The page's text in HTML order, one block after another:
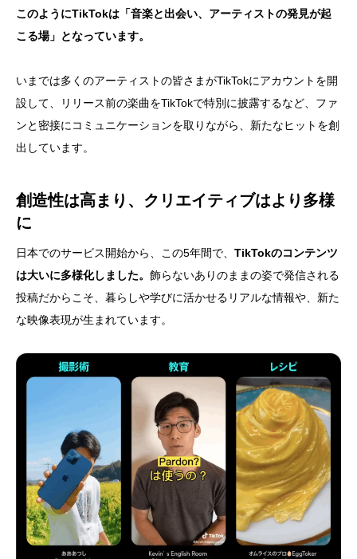
このようにTikTokは「音楽と出会い、アーティストの発見が起
こる場」となっています。
いまでは多くのアーティストの皆さまがTikTokにアカウントを開
設して、リリース前の楽曲をTikTokで特別に披露するなど、ファ
ンと密接にコミュニケーションを取りながら、新たなヒットを創
出しています。
創造性は高まり、クリエイティブはより多様
に
日本でのサービス開始から、この5年間で、 TikTokのコンテンツ
は大いに多様化しました。 飾らないありのままの姿で発信される
投稿だからこそ、暮らしや学びに活かせるリアルな情報や、新た
な映像表現が生まれています。